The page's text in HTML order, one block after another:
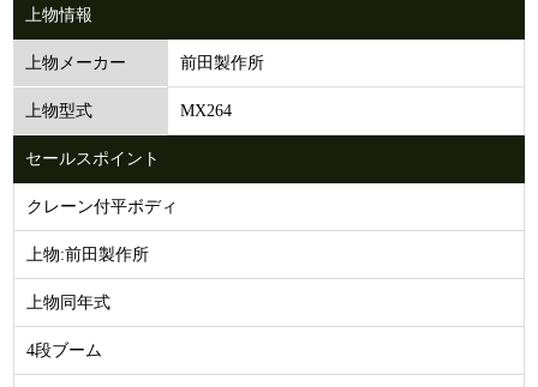
上物情報
上物メーカー 前田製作所
上物型式 MX264
セールスポイント
クレーン付平ボディ
上物:前田製作所
上物同年式
4段ブーム